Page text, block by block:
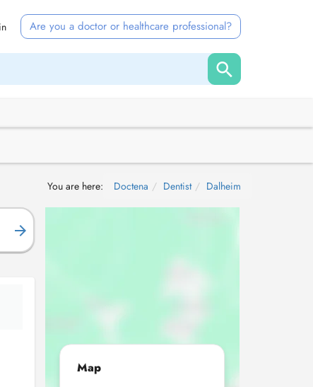
Are you a doctor or healthcare professional?
You are here: Doctena Dentist Dalheim
Map